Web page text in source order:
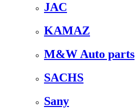
JAC
KAMAZ
M&W Auto parts
SACHS
Sany